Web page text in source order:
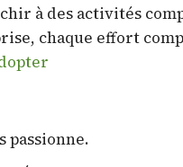
à des activités
chaque effort
passionne.